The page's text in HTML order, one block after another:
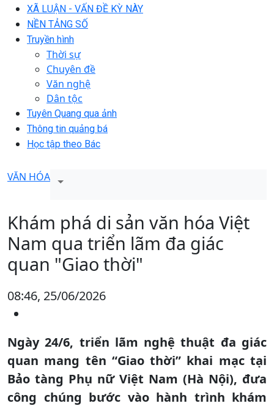
XÃ LUẬN - VẤN ĐỀ KỲ NÀY
NỀN TẢNG SỐ
Truyền hình
Thời sự
Chuyên đề
Văn nghệ
Dân tộc
Tuyên Quang qua ảnh
Thông tin quảng bá
Học tập theo Bác
VĂN HÓA
Khám phá di sản văn hóa Việt
Nam qua triển lãm đa giác
quan "Giao thời"
08:46, 25/06/2026
Ngày 24/6, triển lãm nghệ thuật đa giác
quan mang tên “Giao thời” khai mạc tại
Bảo tàng Phụ nữ Việt Nam (Hà Nội), đưa
công chúng bước vào hành trình khám